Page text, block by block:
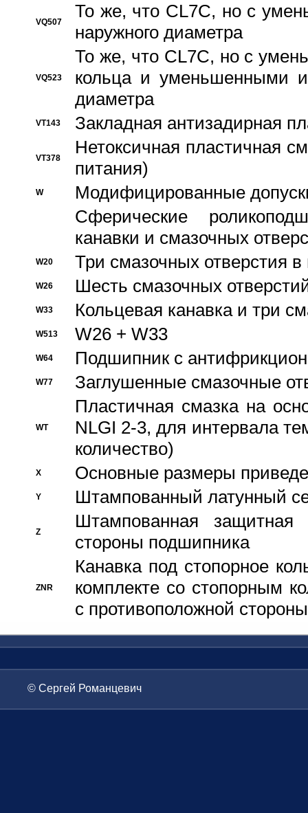
VQ507
То же, что CL7C, но с
наружного диаметра
VQ523
То же, что CL7C, но с
кольца и уменьшенными
диаметра
VT143 Закладная антизадирная
VT378
Нетоксичная пластичная
питания)
W
Модифицированные
Сферические
канавки и смазочных
W20 Три смазочных отверстия
W26 Шесть смазочных
W33 Кольцевая канавка и три
W513 W26 + W33
W64 Подшипник с
W77 Заглушенные смазочные
WT
Пластичная смазка на
NLGI 2-3, для интервала
количество)
X Основные размеры
Y Штампованный латунный
Z
Штампованная
стороны подшипника
ZNR
Канавка под стопорное
комплекте со стопорным
с противоположной стороны
© Сергей Романцевич